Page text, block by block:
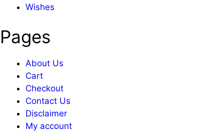
Wishes
Pages
About Us
Cart
Checkout
Contact Us
Disclaimer
My account